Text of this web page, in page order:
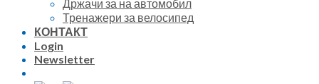
Држачи за на автомобил
Тренажери за велосипед
КОНТАКТ
Login
Newsletter